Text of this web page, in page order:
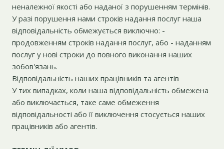
неналежної якості або наданої з порушенням термінів.
У разі порушення нами строків надання послуг наша
відповідальність обмежується виключно: -
продовженням строків надання послуг, або - наданням
послуг у нові строки до повного виконання наших
зобов'язань.
Відповідальність наших працівників та агентів
У тих випадках, коли наша відповідальність обмежена
або виключається, таке саме обмеження
відповідальності або її виключення стосується наших
працівників або агентів.